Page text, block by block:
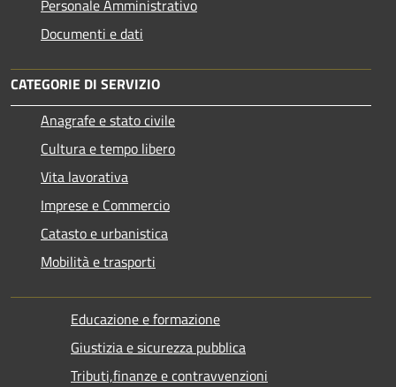
Personale Amministrativo
Documenti e dati
CATEGORIE DI SERVIZIO
Anagrafe e stato civile
Cultura e tempo libero
Vita lavorativa
Imprese e Commercio
Catasto e urbanistica
Mobilità e trasporti
Educazione e formazione
Giustizia e sicurezza pubblica
Tributi,finanze e contravvenzioni